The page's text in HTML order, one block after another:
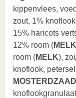
kippenvlees,
zout, 1%
15% haricots
12% room (MELK
room (MELK),
knoflook,
MOSTERDZAAD